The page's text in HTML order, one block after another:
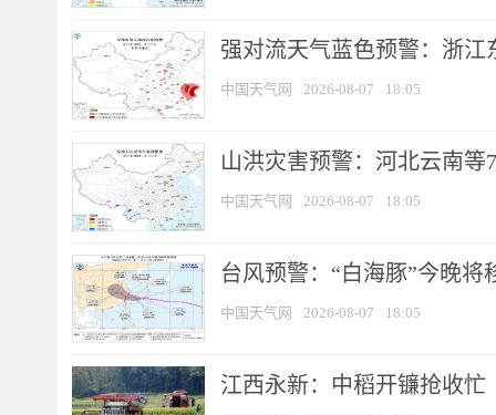
强对流天气蓝色预警：浙江
中国天气网 2026-08-07 18:05
山洪灾害预警：河北云南
中国天气网 2026-08-07 18:05
台风预警：“白海豚”今晚将
中国天气网 2026-08-07 18:05
江西永新：中稻开镰抢收忙